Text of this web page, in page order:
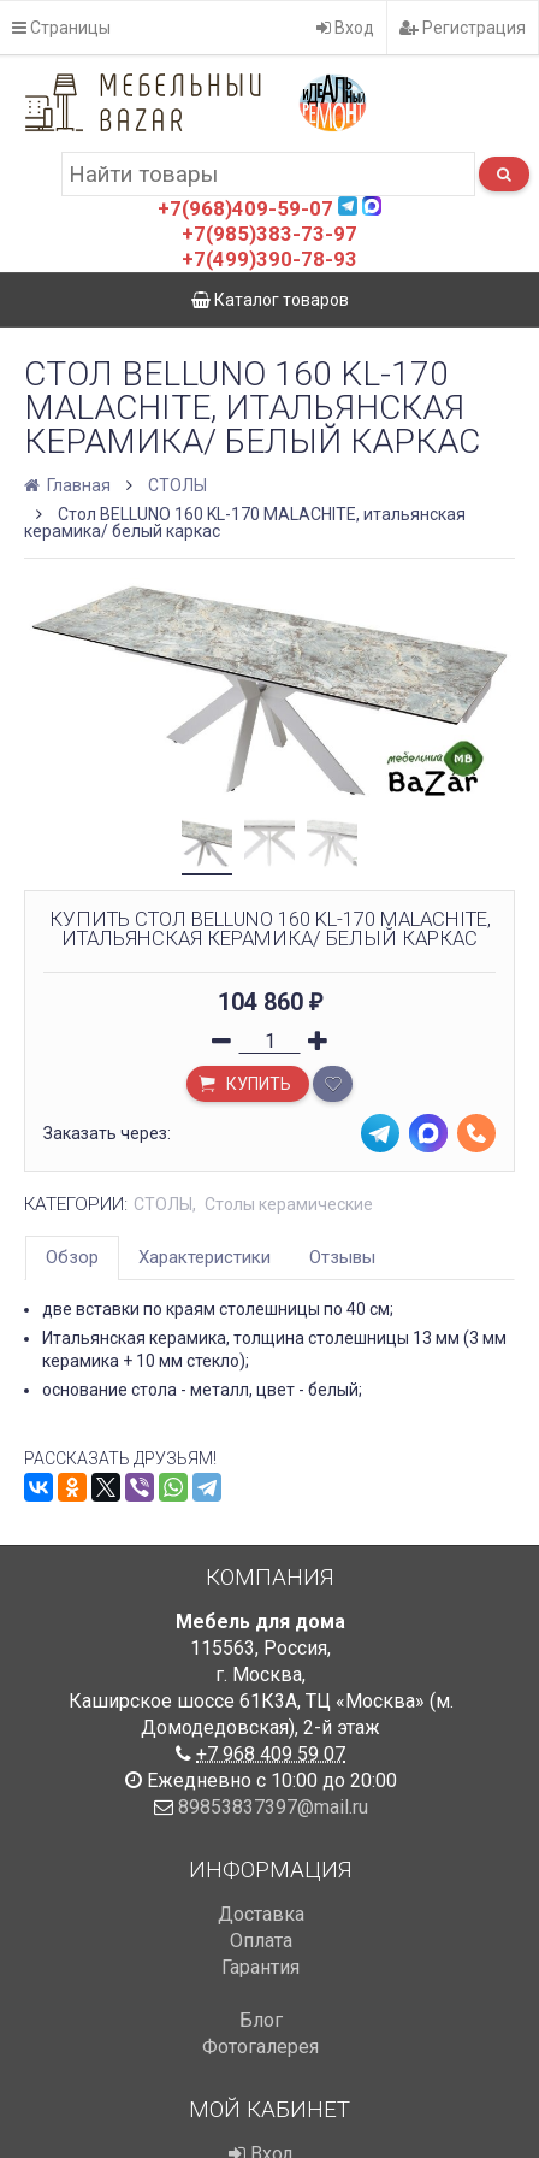
Страницы Вход Регистрация
+7(968)409-59-07
+7(985)383-73-97
+7(499)390-78-93
Каталог товаров
СТОЛ BELLUNO 160 KL-170
MALACHITE, ИТАЛЬЯНСКАЯ
КЕРАМИКА/ БЕЛЫЙ КАРКАС
Главная
СТОЛЫ
Стол BELLUNO 160 KL-170 MALACHITE, итальянская
керамика/ белый каркас
КУПИТЬ СТОЛ BELLUNO 160 KL-170 MALACHITE,
ИТАЛЬЯНСКАЯ КЕРАМИКА/ БЕЛЫЙ КАРКАС
104 860 ₽
КУПИТЬ
Заказать через:
КАТЕГОРИИ: СТОЛЫ Столы керамические
Обзор Характеристики Отзывы
две вставки по краям столешницы по 40 см;
Итальянская керамика, толщина столешницы 13 мм (3 мм
керамика + 10 мм стекло);
основание стола - металл, цвет - белый;
РАССКАЗАТЬ ДРУЗЬЯМ!
КОМПАНИЯ
Мебель для дома
115563, Россия,
г. Москва,
Каширское шоссе 61К3А, ТЦ «Москва» (м.
Домодедовская), 2-й этаж
+7 968 409 59 07
Ежедневно с 10:00 до 20:00
89853837397@mail.ru
ИНФОРМАЦИЯ
Доставка
Оплата
Гарантия
Блог
Фотогалерея
МОЙ КАБИНЕТ